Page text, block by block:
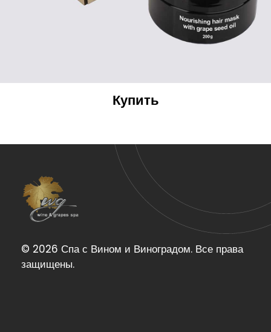
Купить
© 2026 Спа с Вином и Виноградом. Все права
защищены.